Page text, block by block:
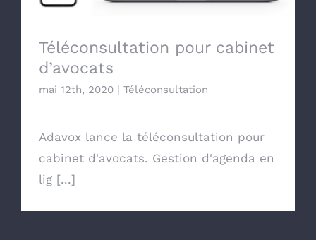
Téléconsultation pour cabinet
d’avocats
mai 12th, 2020 | Téléconsultation
Adavox lance la téléconsultation pour
cabinet d'avocats. Gestion d'agenda en
lig [...]